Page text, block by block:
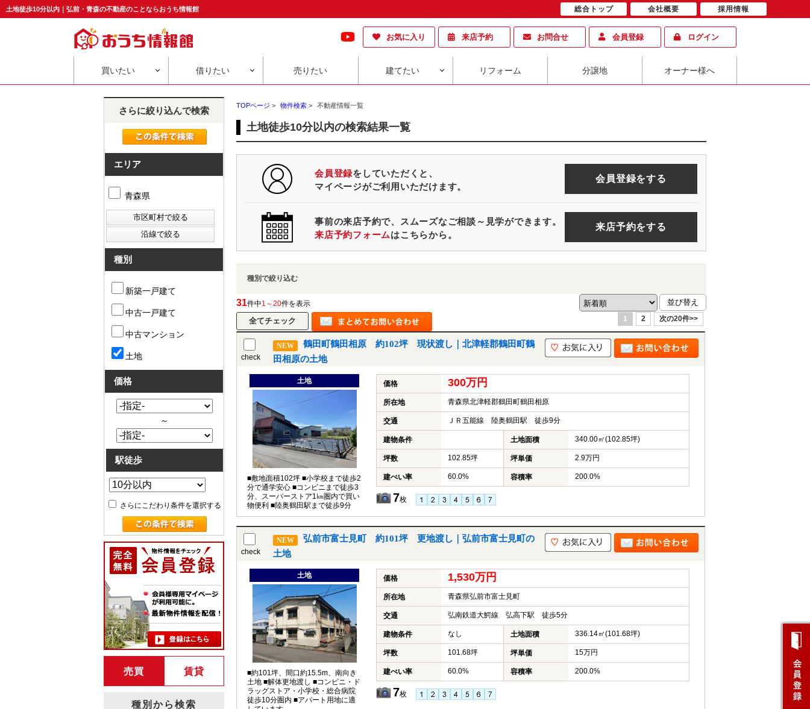
土地徒歩10分以内｜弘前・青森の不動産のことならおうち情報館
お気に入り 来店予約 お問合せ 会員登録 ログイン
買いたい 借りたい 売りたい 建てたい リフォーム 分譲地 オーナー様へ
TOPページ > 物件検索 > 不動産情報一覧
土地徒歩10分以内の検索結果一覧
会員登録をしていただくと、
マイページがご利用いただけます。
会員登録をする
事前の来店予約で、スムーズなご相談～見学ができます。
来店予約フォームはこちらから。
来店予約をする
種別で絞り込む
31件中1～20件を表示
1
2 次の20件>>
check
NEW
鶴田町鶴田相原 約102坪 現状渡し｜北津軽郡鶴田町鶴
田相原の土地
土地
■敷地面積102坪 ■小学校まで徒歩2
分で通学安心 ■コンビニまで徒歩3
分、スーパーストア1㎞圏内で買い
物便利 ■陸奥鶴田駅まで徒歩9分
価格 300万円
所在地 青森県北津軽郡鶴田町鶴田相原
交通 ＪＲ五能線 陸奥鶴田駅 徒歩9分
建物条件 土地面積 340.00㎡(102.85坪)
坪数 102.85坪 坪単価 2.9万円
建ぺい率 60.0% 容積率 200.0%
7枚
check
NEW
弘前市富士見町 約101坪 更地渡し｜弘前市富士見町の
土地
土地
■約101坪、間口約15.5m、南向き
土地 ■解体更地渡し ■コンビニ・ド
ラッグストア・小学校・総合病院
徒歩10分圏内 ■アパート用地に適
価格 1,530万円
所在地 青森県弘前市富士見町
交通 弘南鉄道大鰐線 弘高下駅 徒歩5分
建物条件 なし 土地面積 336.14㎡(101.68坪)
坪数 101.68坪 坪単価 15万円
建ぺい率 60.0% 容積率 200.0%
7枚
さらに絞り込んで検索
エリア
青森県
種別
新築一戸建て
中古一戸建て
中古マンション
土地
価格
～
駅徒歩
さらにこだわり条件を選択する
売買 賃貸
種別から検索
総合トップ 会社概要 採用情報